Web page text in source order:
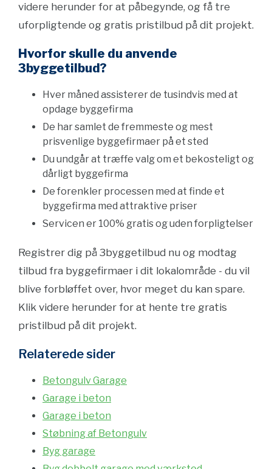
videre herunder for at påbegynde, og få tre
uforpligtende og gratis pristilbud på dit projekt.
Hvorfor skulle du anvende
3byggetilbud?
Hver måned assisterer de tusindvis med at
opdage byggefirma
De har samlet de fremmeste og mest
prisvenlige byggefirmaer på et sted
Du undgår at træffe valg om et bekosteligt og
dårligt byggefirma
De forenkler processen med at finde et
byggefirma med attraktive priser
Servicen er 100% gratis og uden forpligtelser
Registrer dig på 3byggetilbud nu og modtag
tilbud fra byggefirmaer i dit lokalområde - du vil
blive forbløffet over, hvor meget du kan spare.
Klik videre herunder for at hente tre gratis
pristilbud på dit projekt.
Relaterede sider
Betongulv Garage
Garage i beton
Garage i beton
Støbning af Betongulv
Byg garage